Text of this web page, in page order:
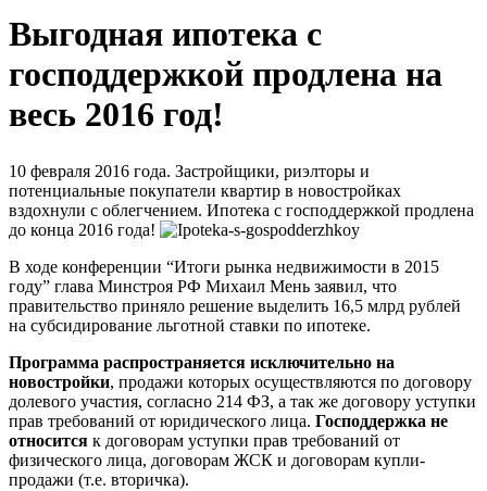
Выгодная ипотека с
господдержкой продлена на
весь 2016 год!
10 февраля 2016 года. Застройщики, риэлторы и
потенциальные покупатели квартир в новостройках
вздохнули с облегчением. Ипотека с господдержкой продлена
до конца 2016 года!
В ходе конференции “Итоги рынка недвижимости в 2015
году” глава Минстроя РФ Михаил Мень заявил, что
правительство приняло решение выделить 16,5 млрд рублей
на субсидирование льготной ставки по ипотеке.
Программа распространяется исключительно на
новостройки, продажи которых осуществляются по договору
долевого участия, согласно 214 ФЗ, а так же договору уступки
прав требований от юридического лица. Господдержка не
относится к договорам уступки прав требований от
физического лица, договорам ЖСК и договорам купли-
продажи (т.е. вторичка).